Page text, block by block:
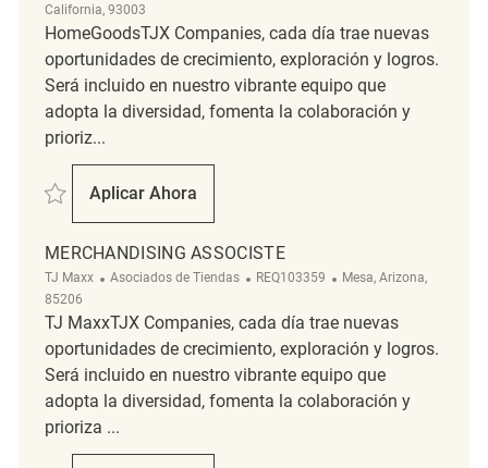
California, 93003
HomeGoodsTJX Companies, cada día trae nuevas
oportunidades de crecimiento, exploración y logros.
Será incluido en nuestro vibrante equipo que
adopta la diversidad, fomenta la colaboración y
prioriz...
Salvar retail merchandising associate REQ130269
Aplicar Ahora
Retail Merchandising Associate
MERCHANDISING ASSOCISTE
TJ Maxx Categoría
Asociados de Tiendas ReqId
REQ103359 Ubicación
Mesa, Arizona,
85206
TJ MaxxTJX Companies, cada día trae nuevas
oportunidades de crecimiento, exploración y logros.
Será incluido en nuestro vibrante equipo que
adopta la diversidad, fomenta la colaboración y
prioriza ...